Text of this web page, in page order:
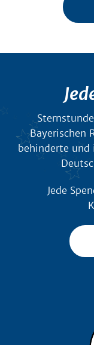
Bayerischen
behinderte und
Jede